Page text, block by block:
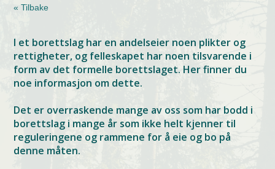
« Tilbake
I et borettslag har en andelseier noen plikter og
rettigheter, og felleskapet har noen tilsvarende i
form av det formelle borettslaget. Her finner du
noe informasjon om dette.
Det er overraskende mange av oss som har bodd i
borettslag i mange år som ikke helt kjenner til
reguleringene og rammene for å eie og bo på
denne måten.